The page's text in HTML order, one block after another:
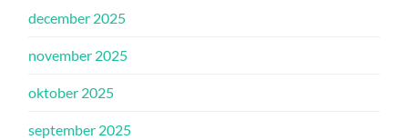
december 2025
november 2025
oktober 2025
september 2025